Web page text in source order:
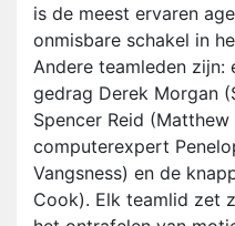
is de meest ervaren
onmisbare schakel in
Andere teamleden
gedrag Derek Morgan
Spencer Reid (Matthew
computerexpert
Vangsness) en de
Cook). Elk teamlid zet